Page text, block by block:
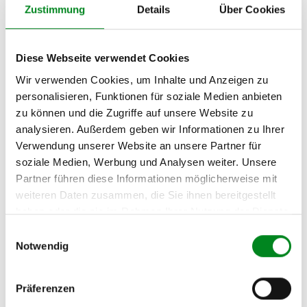
Zustimmung Details Über Cookies
Diese Webseite verwendet Cookies
Wir verwenden Cookies, um Inhalte und Anzeigen zu
personalisieren, Funktionen für soziale Medien anbieten
zu können und die Zugriffe auf unsere Website zu
analysieren. Außerdem geben wir Informationen zu Ihrer
Verwendung unserer Website an unsere Partner für
soziale Medien, Werbung und Analysen weiter. Unsere
Partner führen diese Informationen möglicherweise mit
weiteren Daten zusammen, die Sie ihnen bereitgestellt
haben oder die sie im Rahmen Ihrer Nutzung der Dienste
Notwendig
Präferenzen
Unternehmensname:
TMC Turbolader Manufaktur Coesfeld
Am Wasserturm 55, Coesfeld, NRW, 48653, DE
E-Mail:
info@tmc-turbo.de
Telefon:
02541/8483601
Der Aufbereitungsprozess für AT-
Die Qualität und Lebensdauer eines überholten Kompressors ist mit
denen neuen Kompressoren vergleichbar.